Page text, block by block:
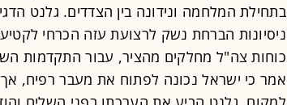
בתחילת המלחמה ונידונה בין הצדדים. גלנט
ניסיונות הברחת נשק לרצועת עזה הכרחי
כוחות צה"ל מחלקים מהציר, עבור התקדמות
אמר כי ישראל נכונה לפתוח את מעבר רפיח,